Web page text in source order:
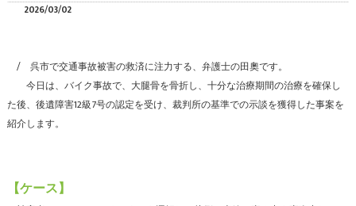
2026/03/02
呉市で交通事故被害の救済に注力する、弁護士の田奧です。
今日は、バイク事故で、大腿骨を骨折し、十分な治療期間の治療を確保し
た後、後遺障害12級7号の認定を受け、裁判所の基準での示談を獲得した事案を
紹介します。
【ケース】